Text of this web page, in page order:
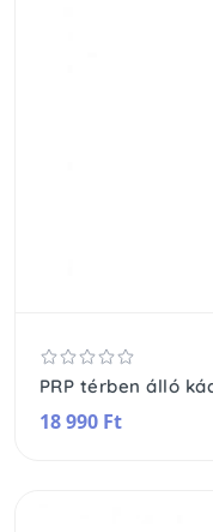
PRP térben álló
18 990 Ft